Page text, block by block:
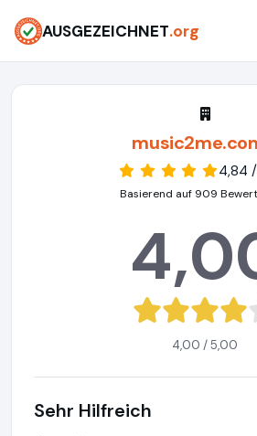
AUSGEZEICHNET.org
4,84
Basierend auf 909
4,00 / 5,00
Sehr Hilfreich